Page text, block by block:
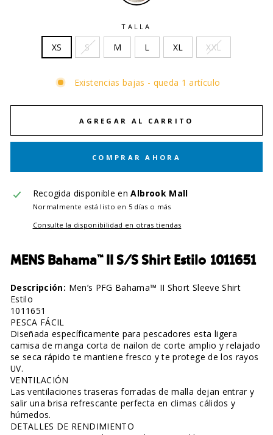
TALLA
XS S M L XL XXL
Existencias bajas - queda 1 artículo
AGREGAR AL CARRITO
COMPRAR AHORA
Recogida disponible enAlbrook Mall
Normalmente está listo en 5 días o más
Consulte la disponibilidad en otras tiendas
MENS Bahama™ II S/S Shirt Estilo 1011651
Descripción: Men’s PFG Bahama™ II Short Sleeve Shirt
Estilo
1011651
PESCA FÁCIL
Diseñada específicamente para pescadores esta ligera
camisa de manga corta de nailon de corte amplio y relajado
se seca rápido te mantiene fresco y te protege de los rayos
UV.
VENTILACIÓN
Las ventilaciones traseras forradas de malla dejan entrar y
salir una brisa refrescante perfecta en climas cálidos y
húmedos.
DETALLES DE RENDIMIENTO